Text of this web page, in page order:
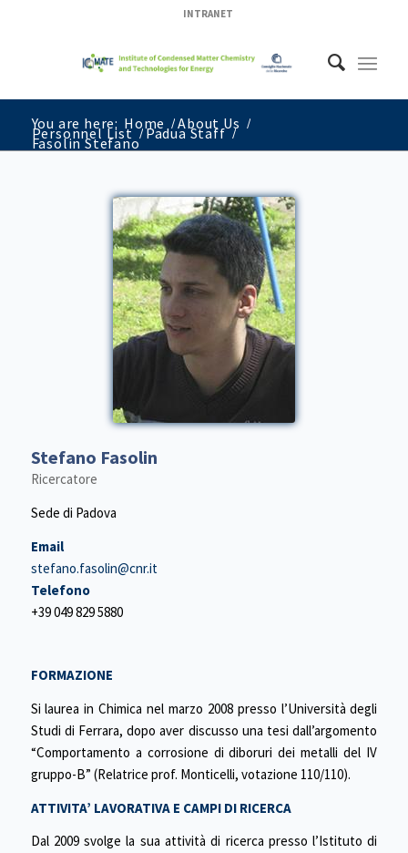
INTRANET
You are here: Home /About Us /
Personnel List /Padua Staff /
Fasolin Stefano
Stefano Fasolin
Ricercatore
Sede di Padova
Email
stefano.fasolin@cnr.it
Telefono
+39 049 829 5880
FORMAZIONE
Si laurea in Chimica nel marzo 2008 presso l’Università degli
Studi di Ferrara, dopo aver discusso una tesi dall’argomento
“Comportamento a corrosione di diboruri dei metalli del IV
gruppo-B” (Relatrice prof. Monticelli, votazione 110/110).
ATTIVITA’ LAVORATIVA E CAMPI DI RICERCA
Dal 2009 svolge la sua attività di ricerca presso l’Istituto di